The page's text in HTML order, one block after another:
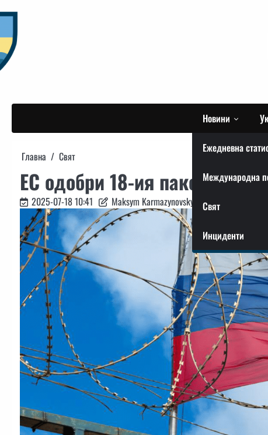
to
content
Новини
Ежедневна
Международна
Свят
Инциденти
Главна Свят
ЕС одобри 18-ия пакет
2025-07-18 10:41 Maksym Karmazynovskyi